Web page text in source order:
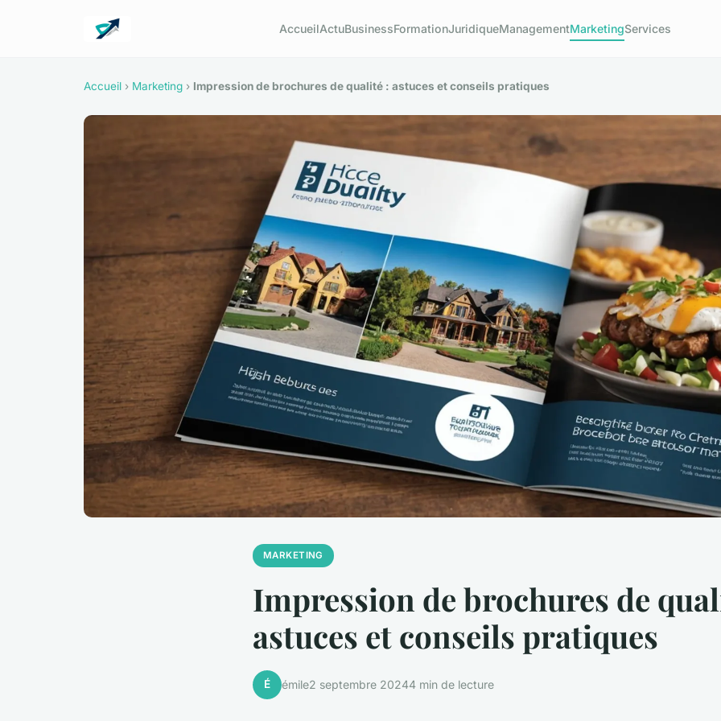
AccueilActuBusinessFormationJuridiqueManagementMarketingServices
Accueil › Marketing › Impression de brochures de qualité : astuces et conseils pratiques
MARKETING
Impression de brochures de
astuces et conseils pratiques
É émile2 septembre 20244 min de lecture